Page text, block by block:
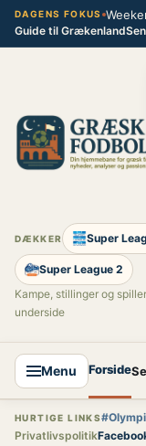
Spring
DAGENS FOKUS
Guide til Grækenland
DÆKKER Super
Super League 2
Kampe, stillinger og
underside
Menu Forside
HURTIGE LINKS
Privatlivspolitik